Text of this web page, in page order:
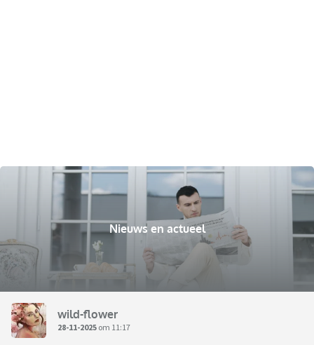
Nieuws en actueel
wild-flower
28-11-2025 om 11:17